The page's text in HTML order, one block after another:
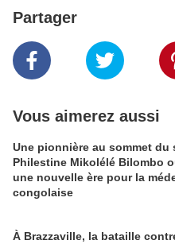
Partager
Vous aimerez aussi
Une pionnière au sommet du
Philestine Mikolélé Bilombo
une nouvelle ère pour la
congolaise
À Brazzaville, la bataille